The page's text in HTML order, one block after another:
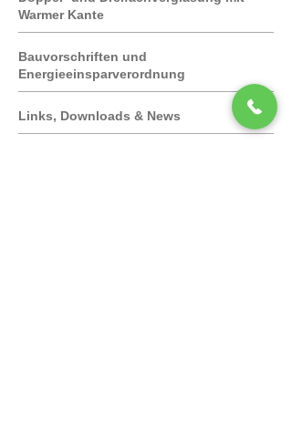
Warmer Kante
Bauvorschriften und
Energieeinsparverordnung
Links, Downloads & News